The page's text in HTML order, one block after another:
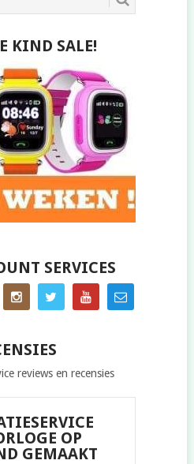
KIND SALE!
SERVICES
reviews en recensies
OP
GEMAAKT